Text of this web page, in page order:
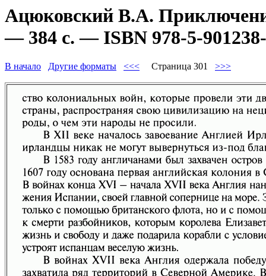
Ацюковский В.А.
— 384 с. — ISBN 978-5-
В начало Другие форматы <<< Страница 301 >>>